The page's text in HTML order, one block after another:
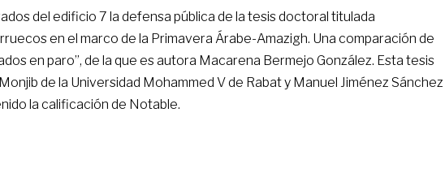
del edificio 7 la defensa pública de la tesis doctoral titulada
en el marco de la Primavera Árabe-Amazigh. Una comparación de
en paro”, de la que es autora Macarena Bermejo González. Esta tesis
de la Universidad Mohammed V de Rabat y Manuel Jiménez Sánchez
la calificación de Notable.